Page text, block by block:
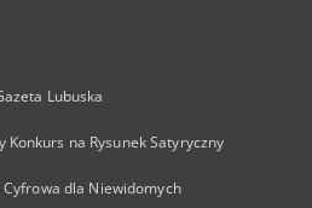
Lubuska
na Rysunek Satyryczny
dla Niewidomych